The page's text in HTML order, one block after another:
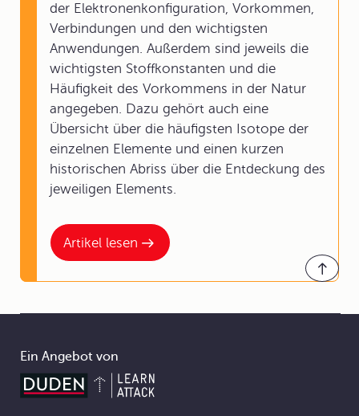
Artikel lesen
der Elektronenkonfiguration, Vorkommen,
Verbindungen und den wichtigsten
Anwendungen. Außerdem sind jeweils die
wichtigsten Stoffkonstanten und die
Häufigkeit des Vorkommens in der Natur
angegeben. Dazu gehört auch eine
Übersicht über die häufigsten Isotope der
einzelnen Elemente und einen kurzen
historischen Abriss über die Entdeckung des
jeweiligen Elements.
Ein Angebot von